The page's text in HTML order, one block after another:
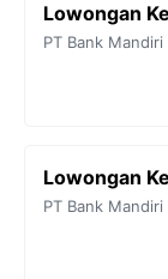
Lowongan
PT Bank
Lowongan
PT Bank